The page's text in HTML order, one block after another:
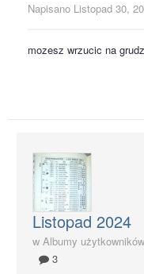
Napisano Listopad 30,
mozesz wrzucic na
Listopad 2024
w Albumy użytkowników
3